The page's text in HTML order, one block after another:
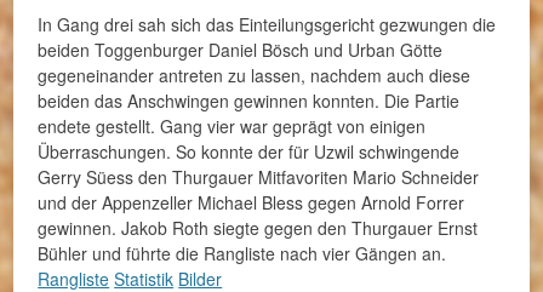
In Gang drei sah sich das Einteilungsgericht gezwungen die
beiden Toggenburger Daniel Bösch und Urban Götte
gegeneinander antreten zu lassen, nachdem auch diese
beiden das Anschwingen gewinnen konnten. Die Partie
endete gestellt. Gang vier war geprägt von einigen
Überraschungen. So konnte der für Uzwil schwingende
Gerry Süess den Thurgauer Mitfavoriten Mario Schneider
und der Appenzeller Michael Bless gegen Arnold Forrer
gewinnen. Jakob Roth siegte gegen den Thurgauer Ernst
Bühler und führte die Rangliste nach vier Gängen an.
Rangliste Statistik Bilder